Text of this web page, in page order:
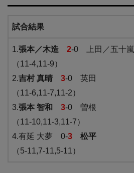
試合結果
1.張本／木造 2-0 上田／五十嵐
（11-4,11-9）
2.吉村 真晴 3-0 英田
（11-6,11-7,11-2）
3.張本 智和 3-0 曽根
（11-10,11-3,11-7）
4.有延 大夢 0-3 松平
（5-11,7-11,5-11）